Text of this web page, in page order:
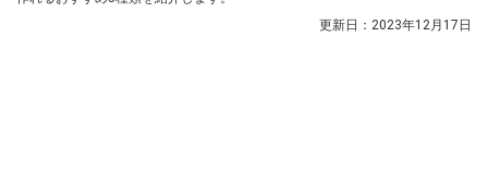
更新日： 2023年12月17日